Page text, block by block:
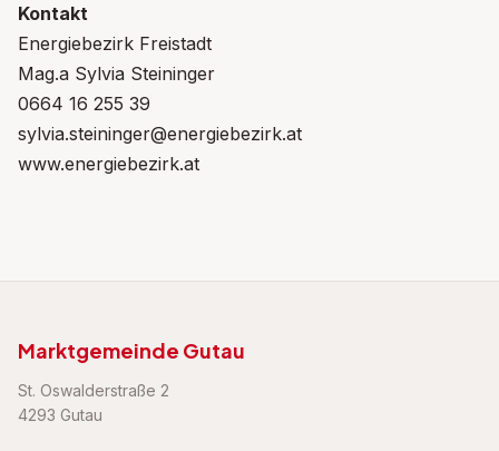
Kontakt
Energiebezirk Freistadt
Mag.a Sylvia Steininger
0664 16 255 39
sylvia.steininger@energiebezirk.at
www.energiebezirk.at
Marktgemeinde Gutau
St. Oswalderstraße 2
4293 Gutau